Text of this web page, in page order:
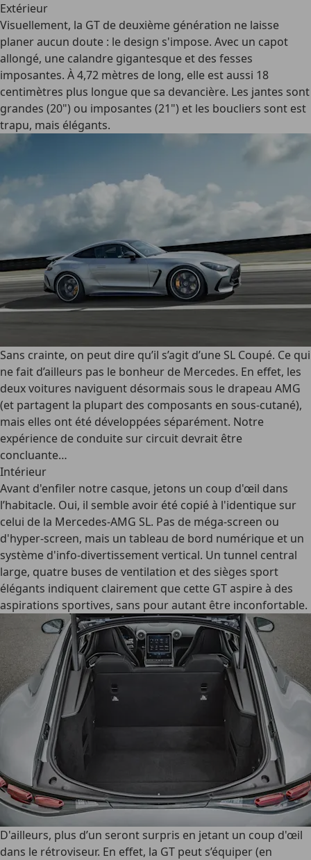
Extérieur
Visuellement, la GT de deuxième génération ne laisse
planer aucun doute : le design s'impose. Avec un capot
allongé, une calandre gigantesque et des fesses
imposantes. À 4,72 mètres de long, elle est aussi 18
centimètres plus longue que sa devancière. Les jantes sont
grandes (20") ou imposantes (21") et les boucliers sont est
trapu, mais élégants.
Sans crainte, on peut dire qu’il s’agit d’une SL Coupé. Ce qui
ne fait d’ailleurs pas le bonheur de Mercedes. En effet, les
deux voitures naviguent désormais sous le drapeau AMG
(et partagent la plupart des composants en sous-cutané),
mais elles ont été développées séparément. Notre
expérience de conduite sur circuit devrait être
concluante…
Intérieur
Avant d'enfiler notre casque, jetons un coup d'œil dans
l’habitacle. Oui, il semble avoir été copié à l'identique sur
celui de la Mercedes-AMG SL. Pas de méga-screen ou
d'hyper-screen, mais un tableau de bord numérique et un
système d'info-divertissement vertical. Un tunnel central
large, quatre buses de ventilation et des sièges sport
élégants indiquent clairement que cette GT aspire à des
aspirations sportives, sans pour autant être inconfortable.
D'ailleurs, plus d’un seront surpris en jetant un coup d'œil
dans le rétroviseur. En effet, la GT peut s’équiper (en